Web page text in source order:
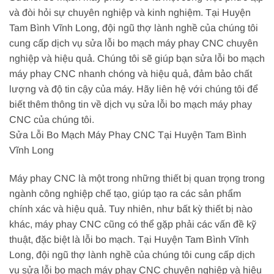
và đòi hỏi sự chuyên nghiệp và kinh nghiệm. Tại Huyện
Tam Bình Vĩnh Long, đội ngũ thợ lành nghề của chúng tôi
cung cấp dịch vụ sửa lỗi bo mạch máy phay CNC chuyên
nghiệp và hiệu quả. Chúng tôi sẽ giúp bạn sửa lỗi bo mạch
máy phay CNC nhanh chóng và hiệu quả, đảm bảo chất
lượng và độ tin cậy của máy. Hãy liên hệ với chúng tôi để
biết thêm thông tin về dịch vụ sửa lỗi bo mạch máy phay
CNC của chúng tôi.
Sửa Lỗi Bo Mạch Máy Phay CNC Tại Huyện Tam Bình
Vĩnh Long
Máy phay CNC là một trong những thiết bị quan trọng trong
ngành công nghiệp chế tạo, giúp tạo ra các sản phẩm
chính xác và hiệu quả. Tuy nhiên, như bất kỳ thiết bị nào
khác, máy phay CNC cũng có thể gặp phải các vấn đề kỹ
thuật, đặc biệt là lỗi bo mạch. Tại Huyện Tam Bình Vĩnh
Long, đội ngũ thợ lành nghề của chúng tôi cung cấp dịch
vụ sửa lỗi bo mạch máy phay CNC chuyên nghiệp và hiệu